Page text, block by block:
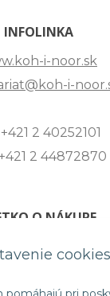
cookies
INFOLINKA
i-noor.sk
i-
2 40252101
2 44872870
O NÁKUPE
OTÁZKY